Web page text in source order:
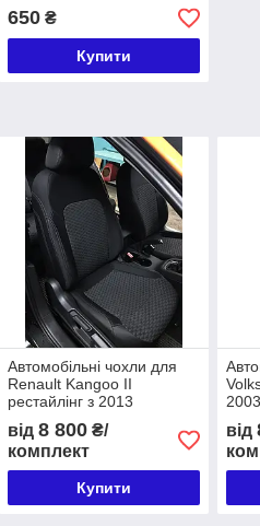
650₴
Купити
Автомобільні чохли для
Renault Kangoo II
рестайлінг з 2013
від 8 800₴/
комплект
Купити
від